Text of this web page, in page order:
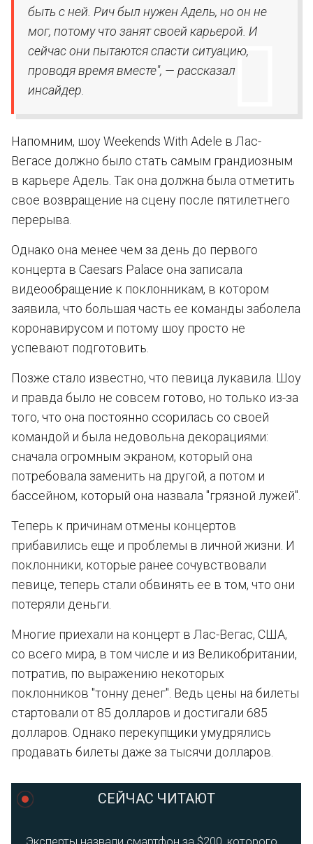
быть с ней. Рич был нужен Адель, но он не
мог, потому что занят своей карьерой. И
сейчас они пытаются спасти ситуацию,
проводя время вместе", — рассказал
инсайдер.
Напомним, шоу Weekends With Adele в Лас-
Вегасе должно было стать самым грандиозным
в карьере Адель. Так она должна была отметить
свое возвращение на сцену после пятилетнего
перерыва.
Однако она менее чем за день до первого
концерта в Caesars Palace она записала
видеообращение к поклонникам, в котором
заявила, что большая часть ее команды заболела
коронавирусом и потому шоу просто не
успевают подготовить.
Позже стало известно, что певица лукавила. Шоу
и правда было не совсем готово, но только из-за
того, что она постоянно ссорилась со своей
командой и была недовольна декорациями:
сначала огромным экраном, который она
потребовала заменить на другой, а потом и
бассейном, который она назвала "грязной лужей".
Теперь к причинам отмены концертов
прибавились еще и проблемы в личной жизни. И
поклонники, которые ранее сочувствовали
певице, теперь стали обвинять ее в том, что они
потеряли деньги.
Многие приехали на концерт в Лас-Вегас, США,
со всего мира, в том числе и из Великобритании,
потратив, по выражению некоторых
поклонников "тонну денег". Ведь цены на билеты
стартовали от 85 долларов и достигали 685
долларов. Однако перекупщики умудрялись
продавать билеты даже за тысячи долларов.
СЕЙЧАС ЧИТАЮТ
Эксперты назвали смартфон за $200, которого